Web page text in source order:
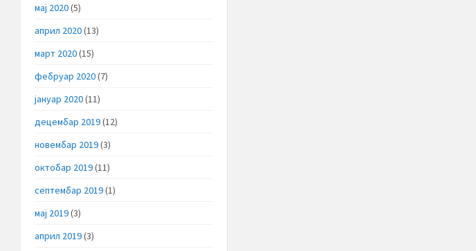
мај 2020(5)
април 2020(13)
март 2020(15)
фебруар 2020(7)
јануар 2020(11)
децембар 2019(12)
новембар 2019(3)
октобар 2019(11)
септембар 2019(1)
мај 2019(3)
април 2019(3)